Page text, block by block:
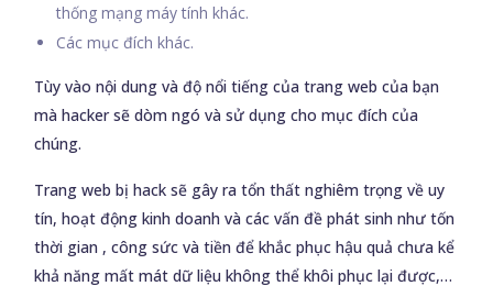
thống mạng máy tính khác.
Các mục đích khác.
Tùy vào nội dung và độ nổi tiếng của trang web của bạn
mà hacker sẽ dòm ngó và sử dụng cho mục đích của
chúng.
Trang web bị hack sẽ gây ra tổn thất nghiêm trọng về uy
tín, hoạt động kinh doanh và các vấn đề phát sinh như tốn
thời gian , công sức và tiền để khắc phục hậu quả chưa kể
khả năng mất mát dữ liệu không thể khôi phục lại được,…